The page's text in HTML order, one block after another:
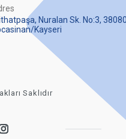
Nuralan Sk. No:3,
Kayseri
Saklıdır